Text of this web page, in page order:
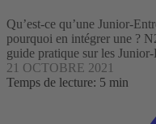
Qu’est-ce qu’une Junior-
pourquoi en intégrer une ?
guide pratique sur les Junior-
21 OCTOBRE 2021
Temps de lecture: 5 min